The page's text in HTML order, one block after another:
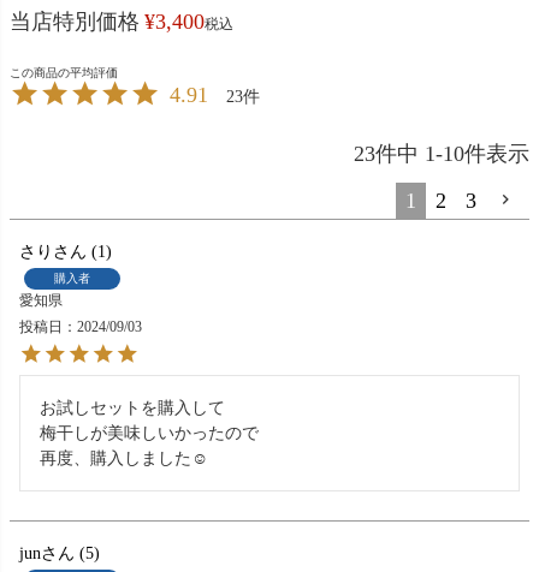
当店特別価格 ¥3,400税込
4.91 23
23件中 1-10件表示
1
2 3
さり 1
購入者
愛知県
投稿日
2024/09/03
お試しセットを購入して
梅干しが美味しいかったので
再度、購入しました☺️
jun 5